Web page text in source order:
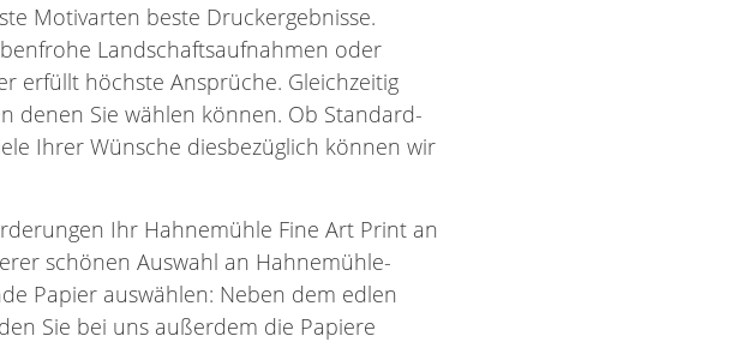
Motivarten beste Druckergebnisse.
Landschaftsaufnahmen oder
erfüllt höchste Ansprüche. Gleichzeitig
denen Sie wählen können. Ob Standard-
Ihrer Wünsche diesbezüglich können wir
Ihr Hahnemühle Fine Art Print an
schönen Auswahl an Hahnemühle-
Papier auswählen: Neben dem edlen
Sie bei uns außerdem die Papiere